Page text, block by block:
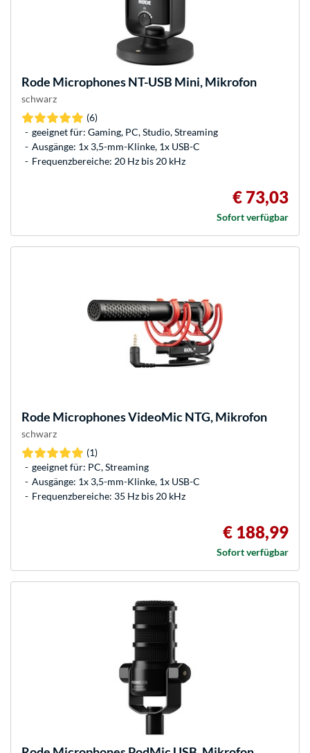
Rode MicrophonesNT-USB Mini, Mikrofon
schwarz
(6)
geeignet für: Gaming, PC, Studio, Streaming
Ausgänge: 1x 3,5-mm-Klinke, 1x USB-C
Frequenzbereiche: 20 Hz bis 20 kHz
€ 73,03
Sofort verfügbar
Rode MicrophonesVideoMic NTG, Mikrofon
schwarz
(1)
geeignet für: PC, Streaming
Ausgänge: 1x 3,5-mm-Klinke, 1x USB-C
Frequenzbereiche: 35 Hz bis 20 kHz
€ 188,99
Sofort verfügbar